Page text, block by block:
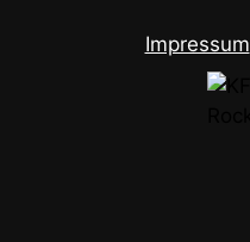
Impressum